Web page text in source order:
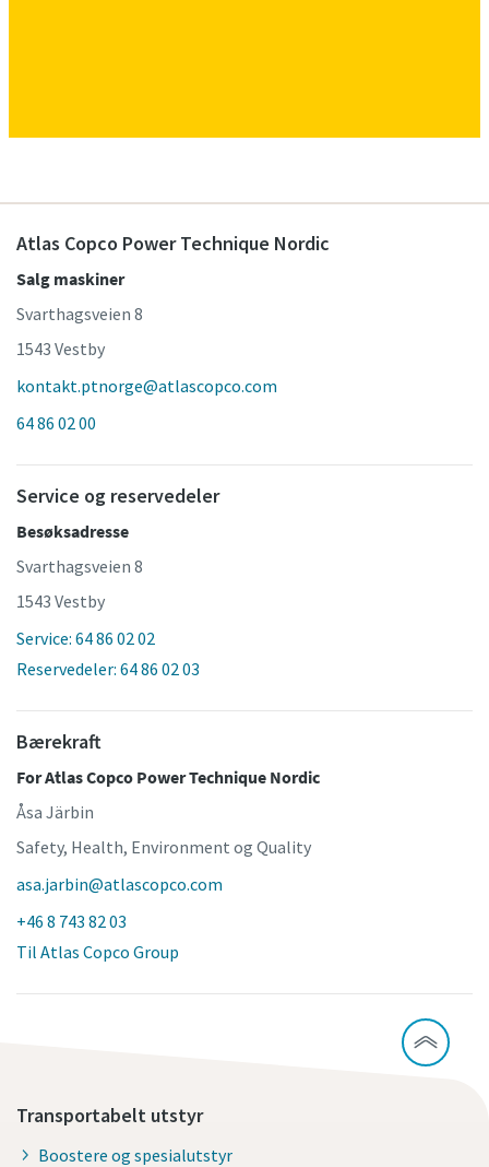
Atlas Copco Power Technique Nordic
Salg maskiner
Svarthagsveien 8
1543 Vestby
kontakt.ptnorge@atlascopco.com
64 86 02 00
Service og reservedeler
Besøksadresse
Svarthagsveien 8
1543 Vestby
Service: 64 86 02 02
Reservedeler: 64 86 02 03
Bærekraft
For Atlas Copco Power Technique Nordic
Åsa Järbin
Safety, Health, Environment og Quality
asa.jarbin@atlascopco.com
+46 8 743 82 03
Til Atlas Copco Group
Transportabelt utstyr
Boostere og spesialutstyr